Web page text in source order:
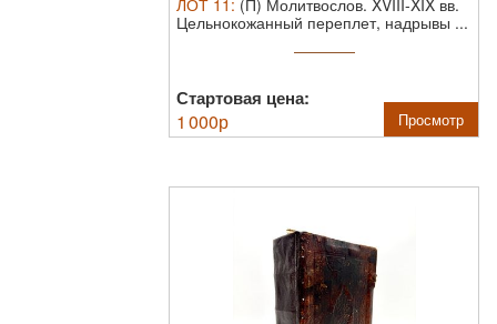
ЛОТ 11 : (П) Молитвослов. XVIII-XIX вв.
Цельнокожанный переплет, надрывы ...
Стартовая цена:
1 000р Просмотр